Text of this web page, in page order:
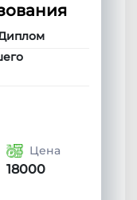
Цена
18000